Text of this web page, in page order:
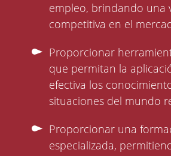
empleo, brindando una
competitiva en el
Proporcionar
que permitan la
efectiva los
situaciones del mundo
Proporcionar una
especializada,